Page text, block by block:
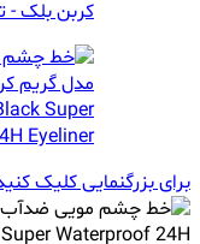
برای بزرگنمایی کلیک